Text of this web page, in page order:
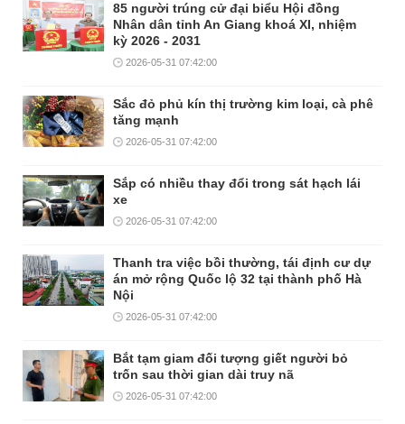
85 người trúng cử đại biểu Hội đồng
Nhân dân tỉnh An Giang khoá XI, nhiệm
kỳ 2026 - 2031
2026-05-31 07:42:00
Sắc đỏ phủ kín thị trường kim loại, cà phê
tăng mạnh
2026-05-31 07:42:00
Sắp có nhiều thay đổi trong sát hạch lái
xe
2026-05-31 07:42:00
Thanh tra việc bồi thường, tái định cư dự
án mở rộng Quốc lộ 32 tại thành phố Hà
Nội
2026-05-31 07:42:00
Bắt tạm giam đối tượng giết người bỏ
trốn sau thời gian dài truy nã
2026-05-31 07:42:00